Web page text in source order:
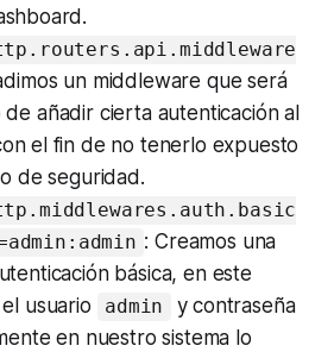
un middleware que será
añadir cierta autenticación al
el fin de no tenerlo expuesto
de seguridad.
: Creamos una
básica, en este
usuario
admin
y contraseña
en nuestro sistema lo